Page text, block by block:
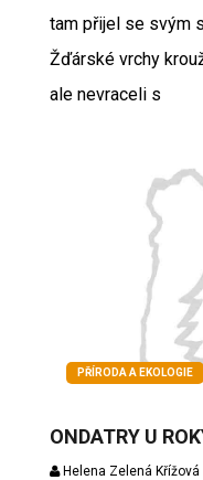
tam přijel se svým
Žďárské vrchy
ale nevraceli s
PŘÍRODA A EKOLOGIE
ONDATRY U
Helena Zelená Křížová